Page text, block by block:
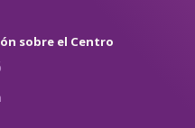
sobre el Centro